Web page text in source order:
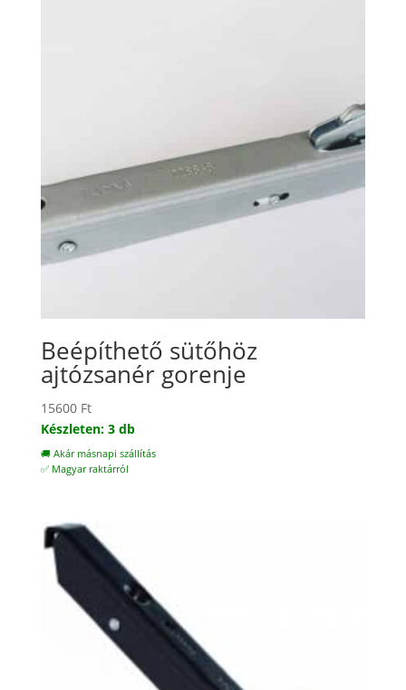
Beépíthető sütőhöz
ajtózsanér gorenje
15600 Ft
Készleten: 3 db
🚚 Akár másnapi szállítás
✅ Magyar raktárról